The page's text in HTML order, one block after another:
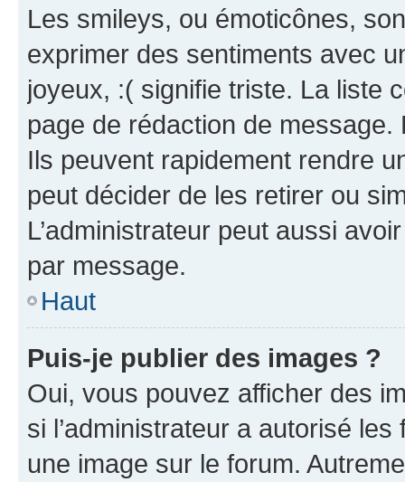
Les smileys, ou émoticônes,
exprimer des sentiments avec
joyeux, :( signifie triste. La liste
page de rédaction de
Ils peuvent rapidement rendre
peut décider de les retirer ou
L’administrateur peut aussi
par message.
Haut
Puis-je publier des images ?
Oui, vous pouvez afficher des
si l’administrateur a autorisé
une image sur le forum.